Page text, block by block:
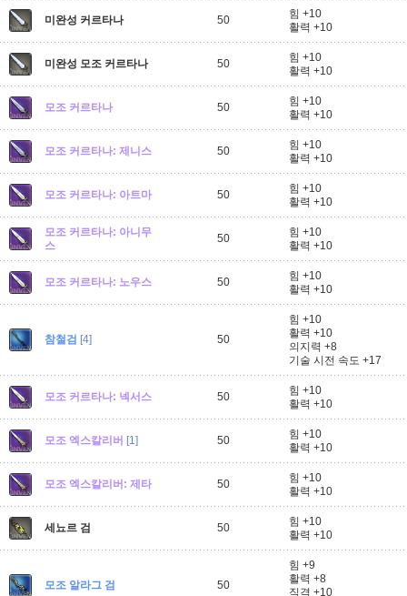
미완성 커르타나 50
힘 +10
활력 +10
미완성 모조 커르타나 50
힘 +10
활력 +10
모조 커르타나 50
힘 +10
활력 +10
모조 커르타나: 제니스 50
힘 +10
활력 +10
모조 커르타나: 아트마 50
힘 +10
활력 +10
모조 커르타나: 아니무
스
50
힘 +10
활력 +10
모조 커르타나: 노우스 50
힘 +10
활력 +10
참철검 [4] 50
힘 +10
활력 +10
의지력 +8
기술 시전 속도 +17
모조 커르타나: 넥서스 50
힘 +10
활력 +10
모조 엑스칼리버 [1] 50
힘 +10
활력 +10
모조 엑스칼리버: 제타 50
힘 +10
활력 +10
세뇨르 검 50
힘 +10
활력 +10
모조 알라그 검 50
힘 +9
활력 +8
직격 +10